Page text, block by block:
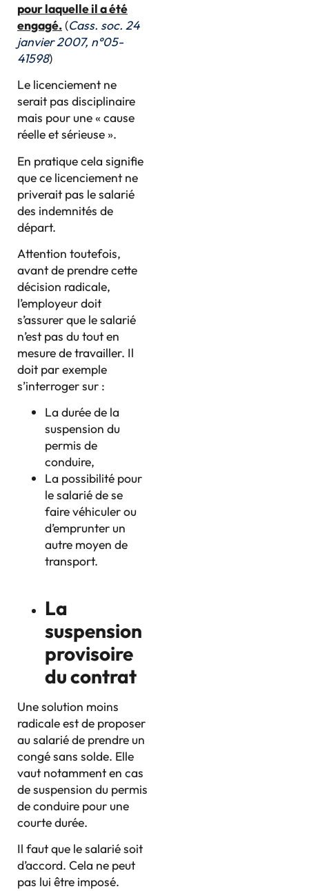
pour laquelle il a été
engagé.(Cass. soc. 24
janvier 2007, n°05-
41598)
Le licenciement ne
serait pas disciplinaire
mais pour une « cause
réelle et sérieuse ».
En pratique cela signifie
que ce licenciement ne
priverait pas le salarié
des indemnités de
départ.
Attention toutefois,
avant de prendre cette
décision radicale,
l’employeur doit
s’assurer que le salarié
n’est pas du tout en
mesure de travailler. Il
doit par exemple
s’interroger sur :
La durée de la
suspension du
permis de
conduire,
La possibilité pour
le salarié de se
faire véhiculer ou
d’emprunter un
autre moyen de
transport.
La
suspension
provisoire
du contrat
Une solution moins
radicale est de proposer
au salarié de prendre un
congé sans solde. Elle
vaut notamment en cas
de suspension du permis
de conduire pour une
courte durée.
Il faut que le salarié soit
d’accord. Cela ne peut
pas lui être imposé.